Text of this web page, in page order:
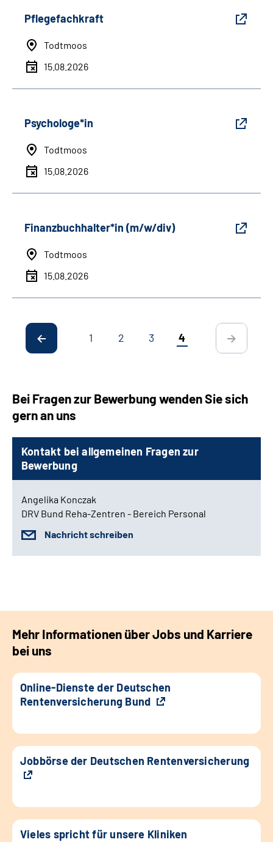
Pflegefachkraft
Todtmoos
15.08.2026
Psychologe*in
Todtmoos
15.08.2026
Finanzbuchhalter*in (m/w/div)
Todtmoos
15.08.2026
1 2 3 4
Bei Fragen zur Bewerbung wenden Sie sich
gern an uns
Kontakt bei allgemeinen Fragen zur
Bewerbung
Angelika Konczak
DRV Bund Reha-Zentren - Bereich Personal
Nachricht schreiben
Mehr Informationen über Jobs und Karriere
bei uns
Online-Dienste der Deutschen
Rentenversicherung Bund
Jobbörse der Deutschen Rentenversicherung
Vieles spricht für unsere Kliniken